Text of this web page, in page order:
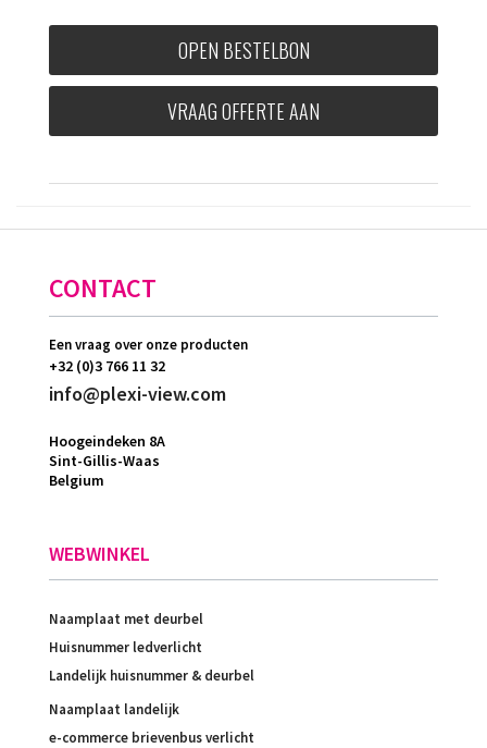
OPEN BESTELBON
VRAAG OFFERTE AAN
CONTACT
Een vraag over onze producten
+32 (0)3 766 11 32
info@plexi-view.com
Hoogeindeken 8A
Sint-Gillis-Waas
Belgium
WEBWINKEL
Naamplaat met deurbel
Huisnummer ledverlicht
Landelijk huisnummer & deurbel
Naamplaat landelijk
e-commerce brievenbus verlicht